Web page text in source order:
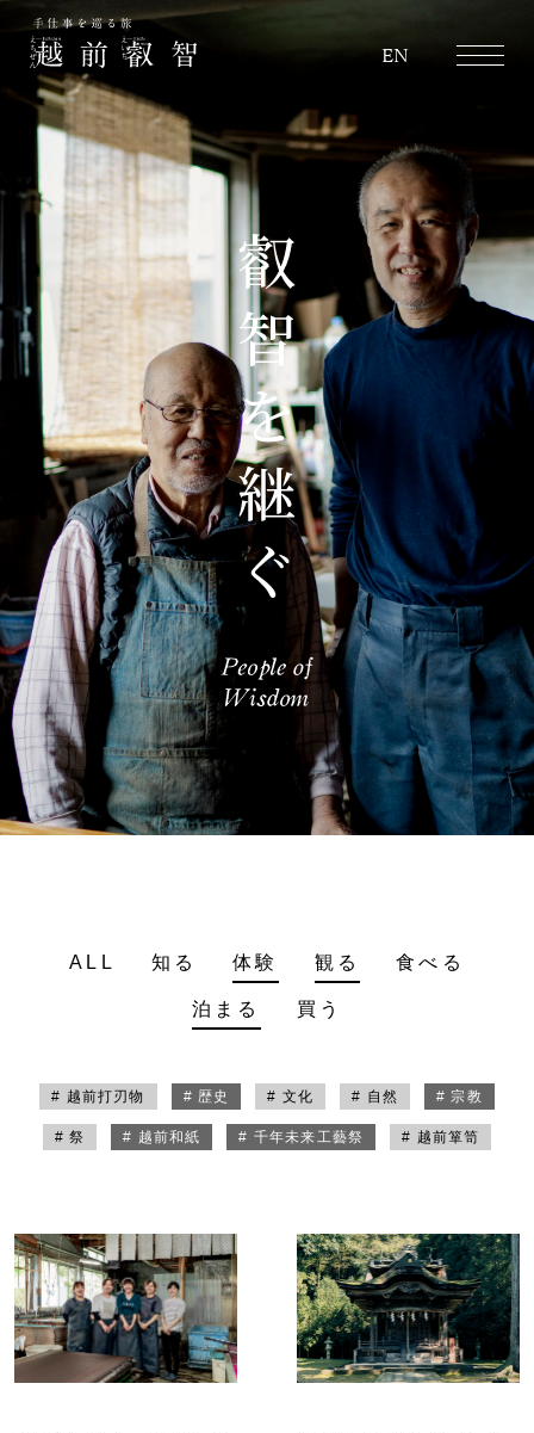
EN
ALL 知る 体験 観る 食べる
泊まる 買う
# 越前打刃物 # 歴史 # 文化 # 自然 # 宗教
# 祭 # 越前和紙 # 千年未来工藝祭 # 越前箪笥